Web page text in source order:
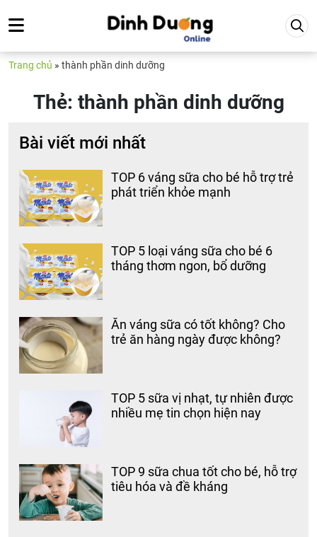
Trang chủ » thành phần dinh dưỡng
Thẻ: thành phần dinh dưỡng
Bài viết mới nhất
TOP 6 váng sữa cho bé hỗ trợ trẻ
phát triển khỏe mạnh
TOP 5 loại váng sữa cho bé 6
tháng thơm ngon, bổ dưỡng
Ăn váng sữa có tốt không? Cho
trẻ ăn hàng ngày được không?
TOP 5 sữa vị nhạt, tự nhiên được
nhiều mẹ tin chọn hiện nay
TOP 9 sữa chua tốt cho bé, hỗ trợ
tiêu hóa và đề kháng